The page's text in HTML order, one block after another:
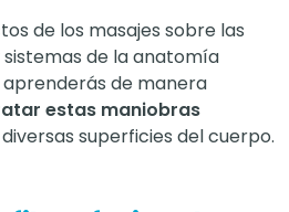
de los masajes sobre las
de la anatomía
de manera
estas maniobras
superficies del cuerpo.